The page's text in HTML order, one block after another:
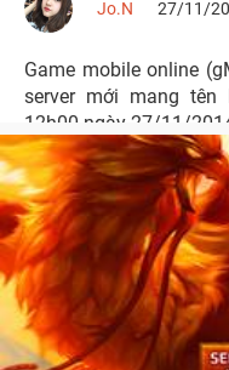
Jo.N 27/11/
Game mobile online
server mới mang tên
12h00 ngày 27/11/